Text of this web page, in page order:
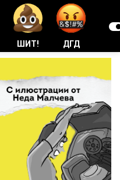
ШИТ! ДГД